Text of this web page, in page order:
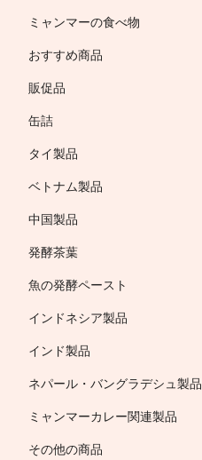
ミャンマーの食べ物
おすすめ商品
販促品
缶詰
タイ製品
ベトナム製品
中国製品
発酵茶葉
魚の発酵ペースト
インドネシア製品
インド製品
ネパール・バングラデシュ製品
ミャンマーカレー関連製品
その他の商品